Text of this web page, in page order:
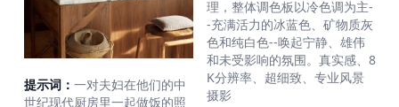
提示词： 一对夫妇在他们的中
世纪现代厨房里一起做饭的照
理，整体调色板以冷色调为主-
-充满活力的冰蓝色、矿物质灰
色和纯白色--唤起宁静、雄伟
和未受影响的氛围。真实感、8
K分辨率、超细致、专业风景
摄影